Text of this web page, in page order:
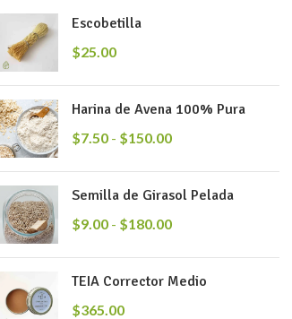
Escobetilla
$25.00
Harina de Avena 100% Pura
$7.50 - $150.00
Semilla de Girasol Pelada
$9.00 - $180.00
TEIA Corrector Medio
$365.00